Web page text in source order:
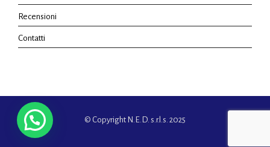
Recensioni
Contatti
© Copyright N.E.D. s.r.l.s. 2025